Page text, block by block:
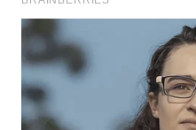
DAIRI
DANAU
TOBA